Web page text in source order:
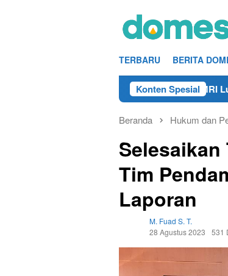
TERBARU BERITA
Konten Spesial
Info Kerja Teknisi/Mekanik DAMRI Lulusan SMA/
Beranda Hukum dan
Selesaikan
Tim
Laporan
M. Fuad S. T.
28 Agustus 2023
531